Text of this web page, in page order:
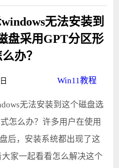
无法安装到
盘采用GPT分区形
办？
Win11教程
无法安装到这个磁盘选
怎么办？许多用户在使用
后，安装系统都出现了这
家一起看看怎么解决这个